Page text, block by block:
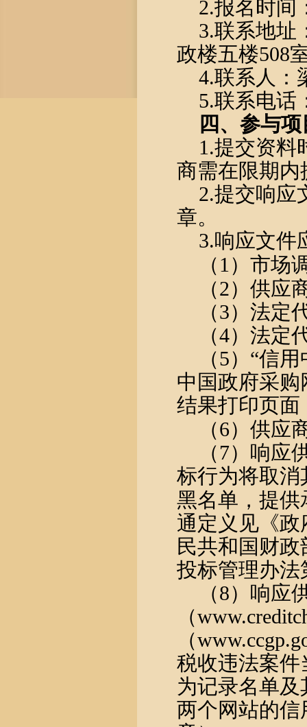
2.报名时间
3.联系地址
政楼五楼508
4.联系人：
5.联系电话
四 、参与
1.提交资料
商需在限期
2.提交响应
章。
3.响应文件
（1）市场
（2）供应
（3）法定
（4）法定
（5）“信用
中国政府采购
结果打印页面
（6）供应
（7）响应
标行为将取
黑名单，提
通定义见《
民共和国财
投标管理办
（8）响应
（
（
税收违法案
为记录名单
两个网站的